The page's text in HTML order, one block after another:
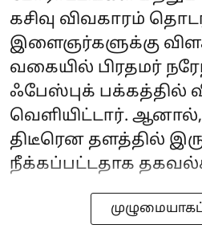
கசிவு விவகாரம்
இளைஞர்களுக்கு
வகையில் பிரதமர்
ஃபேஸ்புக்
வெளியிட்டார்.
திடீரென தளத்தில்
நீக்கப்பட்டதாக